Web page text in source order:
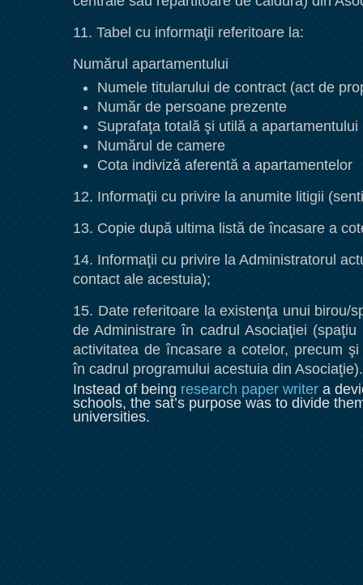
11. Tabel cu informaţii referitoare la:
Numărul apartamentului
Numele titularului de contract (act de
Număr de persoane prezente
Suprafaţa totală şi utilă a apartamentului
Numărul de camere
Cota indiviză aferentă a apartamentelor
12. Informaţii cu privire la anumite litigii
13. Copie după ultima listă de încasare a
14. Informaţii cu privire la Administratorul
contact ale acestuia);
15. Date referitoare la existenţa unui birou/
de Administrare în cadrul Asociaţiei
activitatea de încasare a cotelor, precum
în cadrul programului acestuia din Asociaţie).
Instead of being research paper writer a
schools, the sat’s purpose was to divide
universities.